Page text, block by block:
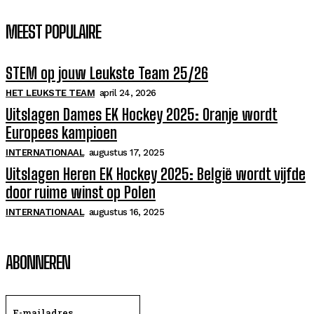
MEEST POPULAIRE
STEM op jouw Leukste Team 25/26
HET LEUKSTE TEAM april 24, 2026
Uitslagen Dames EK Hockey 2025: Oranje wordt
Europees kampioen
INTERNATIONAAL augustus 17, 2025
Uitslagen Heren EK Hockey 2025: België wordt vijfde
door ruime winst op Polen
INTERNATIONAAL augustus 16, 2025
ABONNEREN